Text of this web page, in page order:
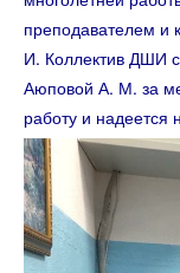
преподавателем и
И. Коллектив ДШИ
Аюповой А. М. за
работу и надеется